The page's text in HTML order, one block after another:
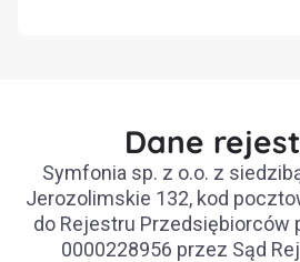
Dane
Symfonia sp. z o.o. z
Jerozolimskie 132, kod
do Rejestru Przedsiębiorców
0000228956 przez Sąd